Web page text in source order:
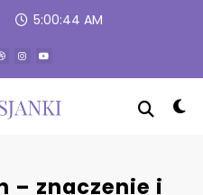
5:00:44 AM
– znaczenie i